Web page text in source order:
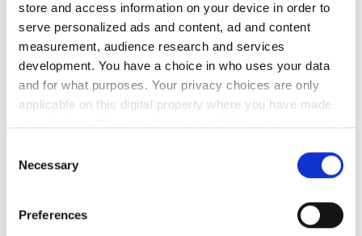
store and access information on your device in order to
serve personalized ads and content, ad and content
measurement, audience research and services
development. You have a choice in who uses your data
and for what purposes. Your privacy choices are only
applicable on this digital property where you have made
the Privacy trigger icon.
Collect information about your geographical
Selection
Necessary
Preferences
100 - 200 EUR
200 - 300 EUR
300+ EUR
Түстен кейін
Diaverum Makkah - Al Awali
Makkah, Saudi Arabia
9.44 км қала орталығынан
Тамаша
1 пікір
Сусындар мен жеңіл тағамдар
Тегін WiFi
ем үшін
HD диализ €345